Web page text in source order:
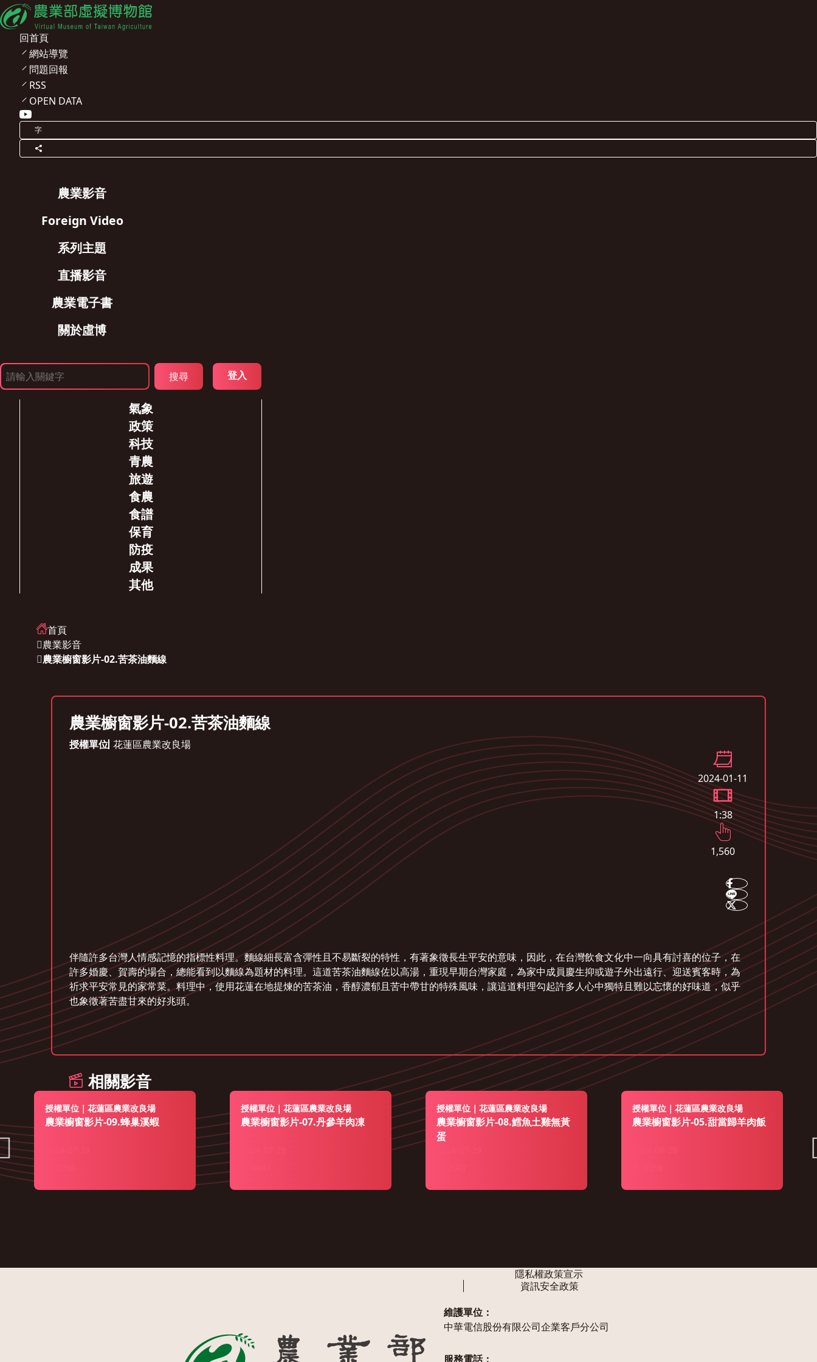
回首頁
網站導覽
問題回報
RSS
OPEN DATA
字
農業影音
Foreign Video
系列主題
直播影音
農業電子書
關於虛博
登入
氣象
政策
科技
青農
旅遊
食農
食譜
保育
防疫
成果
其他
首頁
農業影音
農業櫥窗影片-02.苦茶油麵線
農業櫥窗影片-02.苦茶油麵線
授權單位 花蓮區農業改良場
2024-01-11
1:38
1,560
伴隨許多台灣人情感記憶的指標性料理。麵線細長富含彈性且不易斷裂的特性，有著象徵長生平安的意味，因此，在台灣飲食文化中一向具有討喜的位子，在
許多婚慶、賀壽的場合，總能看到以麵線為題材的料理。這道苦茶油麵線佐以高湯，重現早期台灣家庭，為家中成員慶生抑或遊子外出遠行、迎送賓客時，為
祈求平安常見的家常菜。料理中，使用花蓮在地提煉的苦茶油，香醇濃郁且苦中帶甘的特殊風味，讓這道料理勾起許多人心中獨特且難以忘懷的好味道，似乎
也象徵著苦盡甘來的好兆頭。
相關影音
授權單位｜花蓮區農業改良場
農業櫥窗影片-09.蜂巢溪蝦
授權單位｜花蓮區農業改良場
農業櫥窗影片-07.丹參羊肉凍
授權單位｜花蓮區農業改良場
農業櫥窗影片-08.鱈魚土雞無黃
蛋
授權單位｜花蓮區農業改良場
農業櫥窗影片-05.甜當歸羊肉飯
隱私權政策宣示
資訊安全政策
維護單位：
中華電信股份有限公司企業客戶分公司
服務電話：